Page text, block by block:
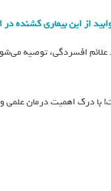
از این بیماری کشنده در
افسردگی، توصیه
درک اهمیت درمان علمی و